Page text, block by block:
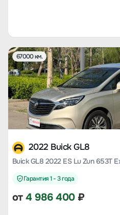
67000 км.
2022 Buick GL8
Buick GL8 2022 ES Lu Zun 653T
Гарантия 1 - 3 года
от4 986 400₽